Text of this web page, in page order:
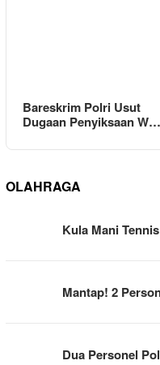
Bareskrim Polri Usut
Dugaan Penyiksaan W…
OLAHRAGA
Kula Mani
Mantap! 2
Dua Personel